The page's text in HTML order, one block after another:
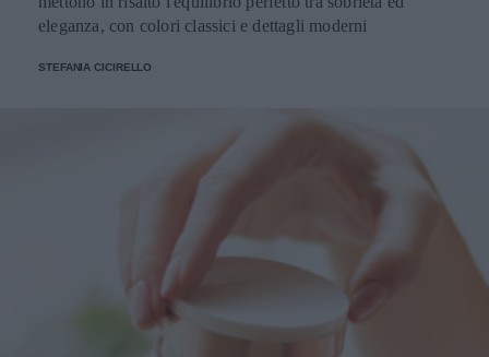
eleganza, con colori classici e dettagli moderni
STEFANIA CICIRELLO